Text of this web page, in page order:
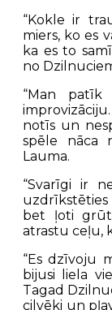
“Kokle ir
miers, ko es
ka es to
no
“Man patīk
notīs un
spēle nāca
Lauma.
“Svarīgi ir
bet ļoti
atrastu ceļu,
“Es dzīvoju
bijusi liela
Tagad
cilvēki un